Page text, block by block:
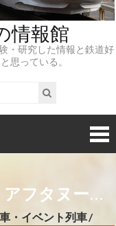
情報館
・研究した情報と鉄道好
思っている。
カテゴリー: どつぼ列車 アフタヌーンおおぼけ
・イベント列車